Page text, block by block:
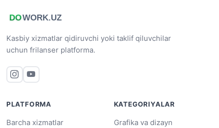
Kasbiy xizmatlar qidiruvchi yoki taklif qiluvchilar
uchun frilanser platforma.
PLATFORMA
Barcha xizmatlar
KATEGORIYALAR
Grafika va dizayn